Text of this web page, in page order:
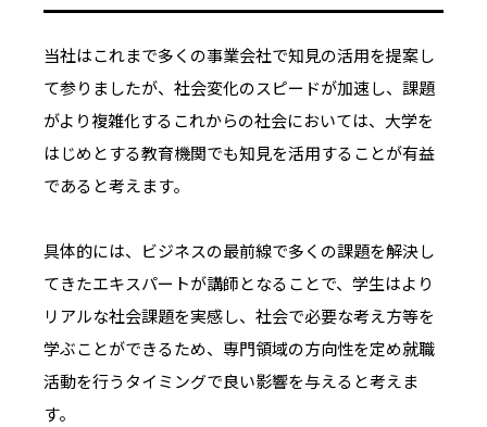
当社はこれまで多くの事業会社で知見の活用を提案し
て参りましたが、社会変化のスピードが加速し、課題
がより複雑化するこれからの社会においては、大学を
はじめとする教育機関でも知見を活用することが有益
であると考えます。
具体的には、ビジネスの最前線で多くの課題を解決し
てきたエキスパートが講師となることで、学生はより
リアルな社会課題を実感し、社会で必要な考え方等を
学ぶことができるため、専門領域の方向性を定め就職
活動を行うタイミングで良い影響を与えると考えま
す。